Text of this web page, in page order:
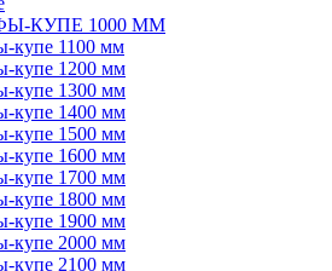
КУПЕ 1000 ММ
купе 1100 мм
купе 1200 мм
купе 1300 мм
купе 1400 мм
купе 1500 мм
купе 1600 мм
купе 1700 мм
купе 1800 мм
купе 1900 мм
купе 2000 мм
купе 2100 мм